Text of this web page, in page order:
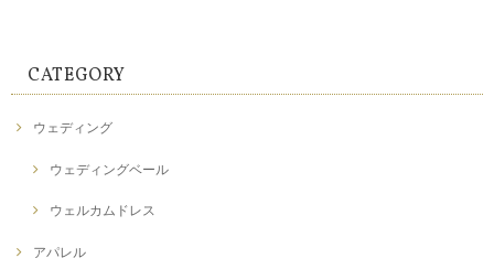
CATEGORY
ウェディング
ウェディングベール
ウェルカムドレス
アパレル